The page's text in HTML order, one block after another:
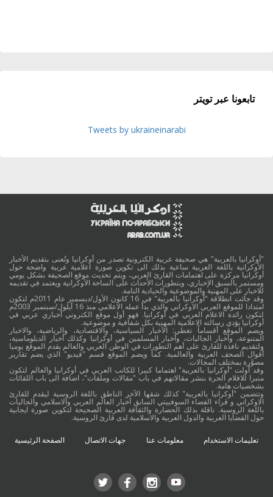
تابعونا عبر تويتر
Tweets by ukraineinarabi
"أوكرانيا بالعربية" هي صحيفة عربية الكترونية تصدر من أوكرانيا وتُعنى بتقديم الأخبار
الأوكرانية باللغة العربية ساعية بذلك الى تكوين صورة اعلامية عربية واضحة حول
أوكرانيا مركزة على اهتمامات القارئ العربي، ويتم تحديث موقع الصحيفة بشكل يومي
ومستمر بالسبق الإخباري، وبتطورات الأحداث على الساحة الأوكرانية ويعتمد في تقديمه
للاخبار على المهنية والموضوعية والحيادية التامة.
وقد جائت انطلاقة "أوكرانيا بالعربية" في 16 كانون الأول/ديسمبر عام 2011م لتكون
امتدادا للموقع العربي الاوكراني والذي بدأ عمله الاعلامي منذ 16 أيلول/سبتمبر 2003م
لتكون رائدة الاعلام العربي في أوكرانيا. فهو أول موقع الكتروني أخباري عربي في
أوكرانيا يؤدي رسالته الاعلامية المهنية بكل شفافية و موضوعية.
ويضم الموقع أقساماً تغطي: الأخبار السياسية، والاقتصادية، والرياضية، والاخبار
المتنوعة، وأخبار الجاليات، وأخبار المسلمين في أوكرانيا وكذلك أخبار الدبلوماسية،
ولتقديم نافذة للقارئ على أهم التطورات في الوطن العربي والعالم يقدم الموقع يوميا
أقوال الصحف العربية والعالمية. كما ويضم الموقع قسم "فيديو" الذي يضم تقارير
مصوَّرة بمختلف المجالات.
وقد أولت "أوكرانيا بالعربية" اهتماما كبيرا للكاتب العربي في أوكرانيا والعالم لتكون
منبرا للاقلام الحرة بنشر مقالاتهم في باب "مقالات وملفات"، اضافة الى باب اللقائات
بشخصيات هامة.
وتتضمن "أوكرانيا بالعربية" كذلك شقها الآخر الناطق باللغة الروسية ليقدم للقارئ
الاوكراني و قراء الفضاء السوفييتي السابق أخبار العالم العربي والاسلامي والجاليات
باللغة الروسية. ناقلة بذلك الحضارة والثقافة العربية الصحيحة لتكوين صورة ايجابية
حول القضايا العربية والدول العربية والاسلامية لدى قارئ الروسية.
تعليمات الاستخدام معلومات عنا جهات الاتصال الصفحة الرئيسية